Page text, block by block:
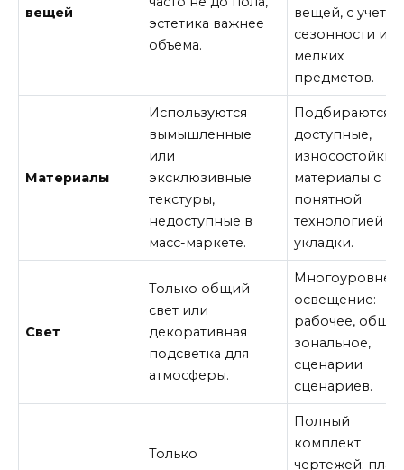
вещей
эстетика важнее
объема.
вещей, с
сезонности и
мелких
предметов.
Материалы
Используются
вымышленные
или
эксклюзивные
текстуры,
недоступные в
масс-маркете.
Подбираются
доступные,
износостойкие
материалы с
понятной
технологией
укладки.
Свет
Только общий
свет или
декоративная
подсветка для
атмосферы.
освещение:
рабочее,
зональное,
сценарии
сценариев.
Только
Полный
комплект
чертежей: